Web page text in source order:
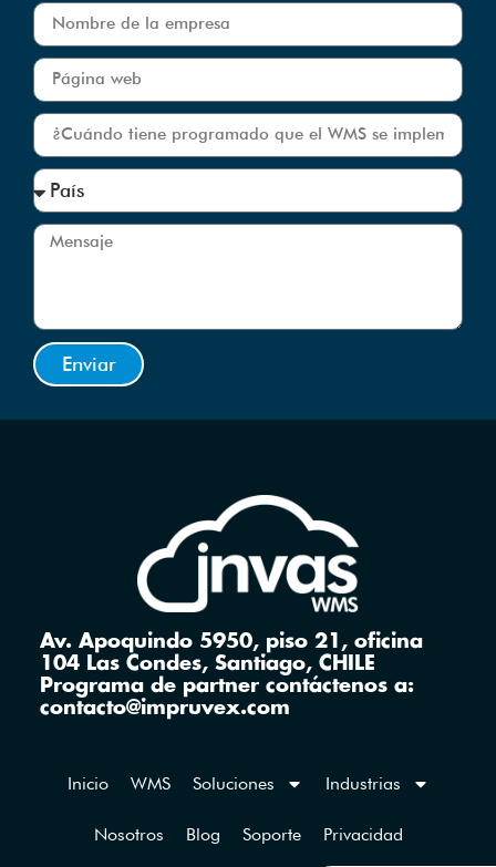
Enviar
Av. Apoquindo 5950, piso 21, oficina
104 Las Condes, Santiago, CHILE
Programa de partner contáctenos a:
contacto@impruvex.com
Inicio WMS Soluciones Industrias
Nosotros Blog Soporte Privacidad